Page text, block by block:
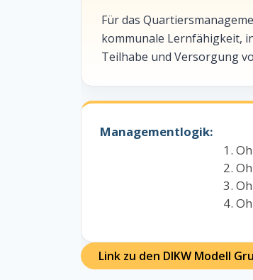
Für das
kommunale Lernfähigkeit,
Teilhabe und Versorgung
Managementlogik:
Link zu den DIKW Modell